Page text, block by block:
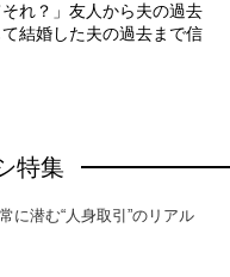
それ？」友人から夫の過去
結婚した夫の過去まで信
特集
に潜む“人身取引”のリアル